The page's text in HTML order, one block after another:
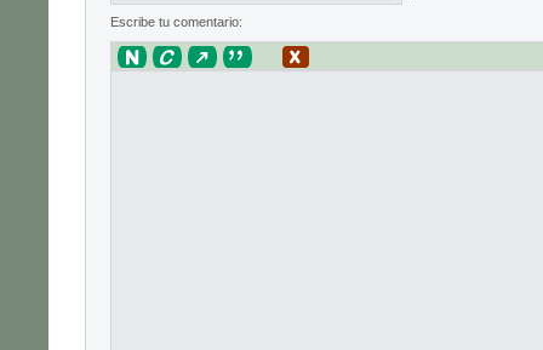
Escribe tu comentario: